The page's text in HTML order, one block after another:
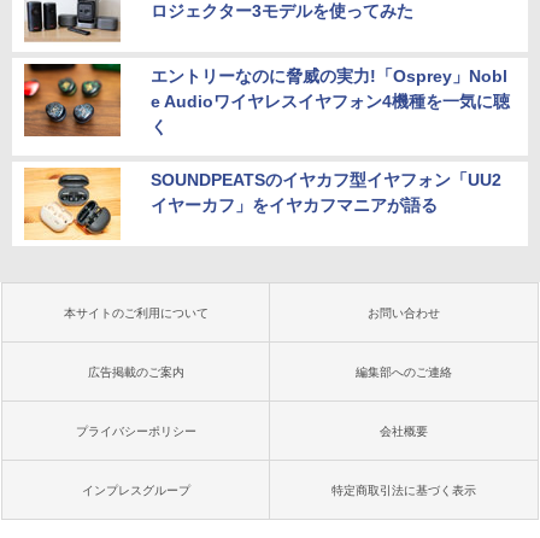
ロジェクター3モデルを使ってみた
エントリーなのに脅威の実力!「Osprey」Nobl
e Audioワイヤレスイヤフォン4機種を一気に聴
く
SOUNDPEATSのイヤカフ型イヤフォン「UU2
イヤーカフ」をイヤカフマニアが語る
本サイトのご利用について お問い合わせ
広告掲載のご案内 編集部へのご連絡
プライバシーポリシー 会社概要
インプレスグループ 特定商取引法に基づく表示